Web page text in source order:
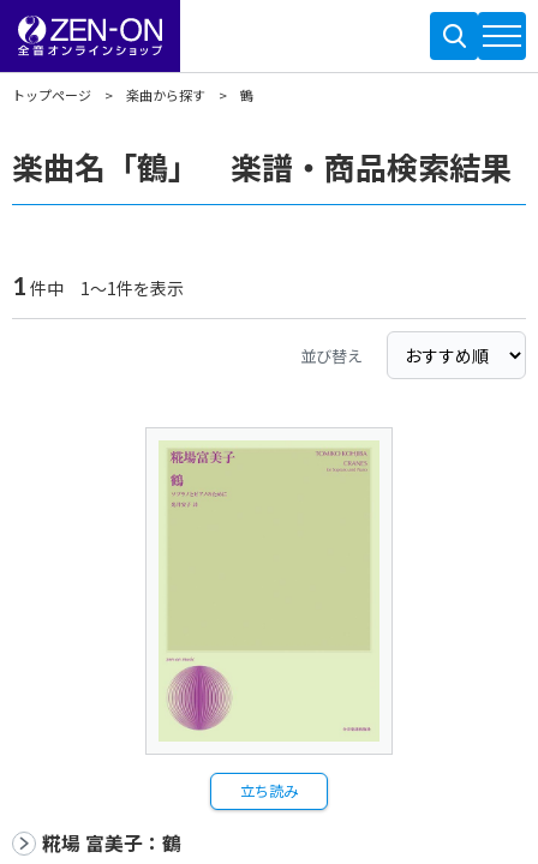
トップページ 楽曲から探す 鶴
楽曲名「鶴」 楽譜・商品検索結果
1 件中 1～1件を表示
並び替え
立ち読み
糀場 富美子：鶴